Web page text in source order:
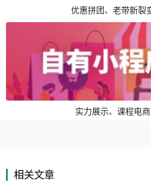
优惠拼团、老带新裂
实力展示、课程电
相关文章